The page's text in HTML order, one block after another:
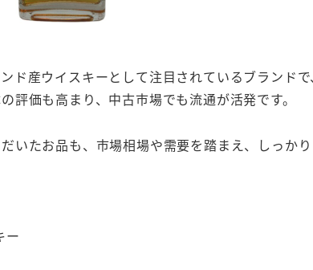
ド産ウイスキーとして注目されているブランド
評価も高まり、中古市場でも流通が活発です。
いたお品も、市場相場や需要を踏まえ、しっか
ー